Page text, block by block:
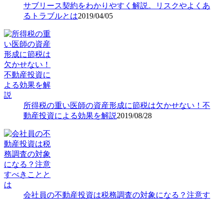
サブリース契約をわかりやすく解説。リスクやよくあ
るトラブルとは2019/04/05
所得税の重い医師の資産形成に節税は欠かせない！不
動産投資による効果を解説2019/08/28
会社員の不動産投資は税務調査の対象になる？注意す